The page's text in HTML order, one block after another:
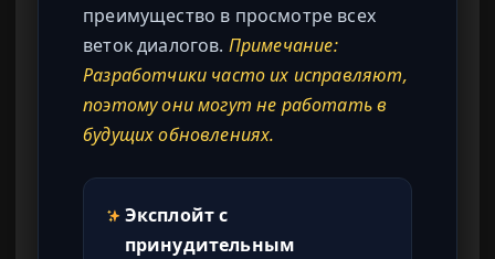
преимущество в просмотре всех
веток диалогов. Примечание:
Разработчики часто их исправляют,
поэтому они могут не работать в
будущих обновлениях.
Эксплойт с
принудительным